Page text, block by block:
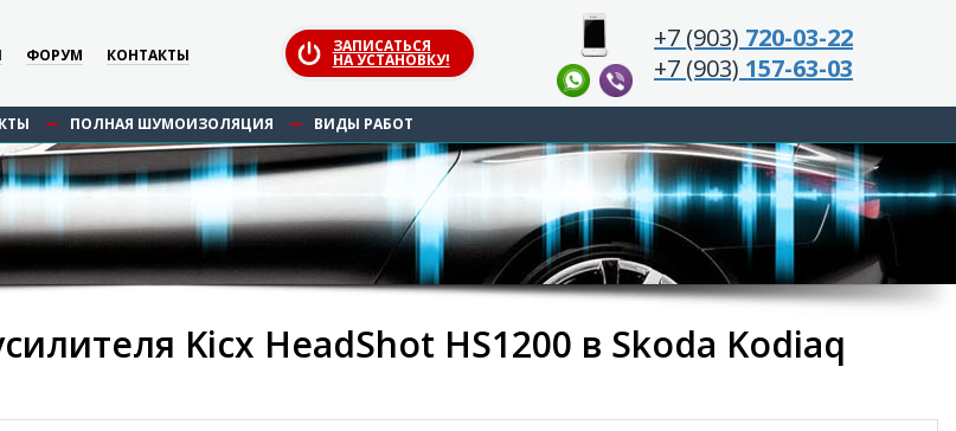
ФОРУМ КОНТАКТЫ ЗАПИСАТЬСЯ
НА УСТАНОВКУ!
+7 (903) 720-03-22
+7 (903) 157-63-03
ПОЛНАЯ ШУМОИЗОЛЯЦИЯ ВИДЫ РАБОТ
Kicx HeadShot HS1200 в Skoda Kodiaq